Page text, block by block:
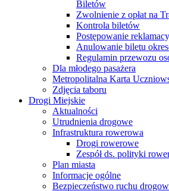
Biletów
Zwolnienie z opłat na
Kontrola biletów
Postępowanie
Anulowanie biletu
Regulamin przewozu
Dla młodego pasażera
Metropolitalna Karta
Zdjęcia taboru
Drogi Miejskie
Aktualności
Utrudnienia drogowe
Infrastruktura rowerowa
Drogi rowerowe
Zespół ds. polityki
Plan miasta
Informacje ogólne
Bezpieczeństwo ruchu